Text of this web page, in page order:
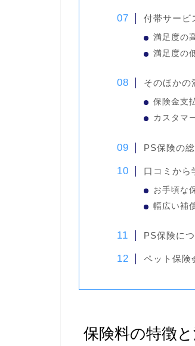
付帯サービ
満足度の
満足度の
そのほかの
保険金支
カスタマ
PS保険の
口コミから
お手頃な
幅広い補
PS保険に
ペット保険
保険料の特徴